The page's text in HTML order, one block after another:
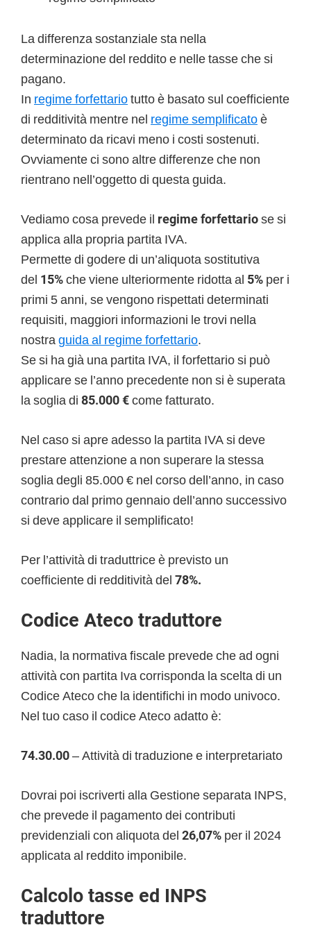
La differenza sostanziale sta nella
determinazione del reddito e nelle tasse che si
pagano.
In regime forfettariotutto è basato sul coefficiente
di redditività mentre nel regime semplificatoè
determinato da ricavi meno i costi sostenuti.
Ovviamente ci sono altre differenze che non
rientrano nell’oggetto di questa guida.
Vediamo cosa prevede il regime forfettariose si
applica alla propria partita IVA.
Permette di godere di un’aliquota sostitutiva
del 15%che viene ulteriormente ridotta al 5% per i
primi 5 anni, se vengono rispettati determinati
requisiti, maggiori informazioni le trovi nella
nostra guida al regime forfettario.
Se si ha già una partita IVA, il forfettario si può
applicare se l’anno precedente non si è superata
la soglia di 85.000 €come fatturato.
Nel caso si apre adesso la partita IVA si deve
prestare attenzione a non superare la stessa
soglia degli 85.000 € nel corso dell’anno, in caso
contrario dal primo gennaio dell’anno successivo
si deve applicare il semplificato!
Per l’attività di traduttrice è previsto un
coefficiente di redditività del 78%.
Codice Ateco traduttore
Nadia, la normativa fiscale prevede che ad ogni
attività con partita Iva corrisponda la scelta di un
Codice Ateco che la identifichi in modo univoco.
Nel tuo caso il codice Ateco adatto è:
74.30.00– Attività di traduzione e interpretariato
Dovrai poi iscriverti alla Gestione separata INPS,
che prevede il pagamento dei contributi
previdenziali con aliquota del 26,07% per il 2024
applicata al reddito imponibile.
Calcolo tasse ed INPS
traduttore